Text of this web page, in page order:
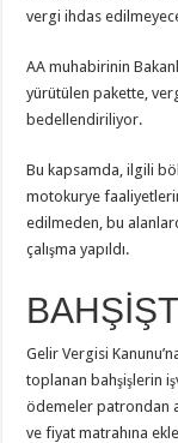
vergi ihdas
AA muhabirinin
yürütülen pakette,
bedellendiriliyor.
Bu kapsamda, ilgili
motokurye
edilmeden, bu
çalışma yapıldı.
Gelir Vergisi
toplanan bahşişlerin
ödemeler patrondan
ve fiyat matrahına